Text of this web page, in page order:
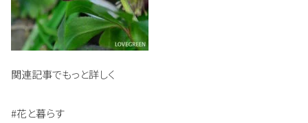
関連記事でもっと詳しく
#花と暮らす